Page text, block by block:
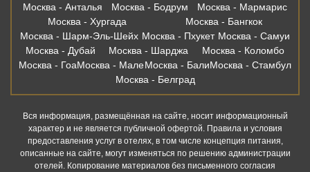
Москва - Анталья
Москва - Бодрум
Москва - Мармарис
Москва - Хургада
Москва - Бангкок
Москва - Шарм-Эль-Шейх Москва - Пхукет Москва - Самуи
Москва - Дубай
Москва - Шарджа
Москва - Коломбо
Москва - ГоаМосква - МалеМосква - БалиМосква - Стамбул
Москва - Белград
Вся информация, размещённая на сайте, носит информационный
характер и не является публичной офертой. Правила и условия
предоставления услуг в отелях, в том числе концепция питания,
описанные на сайте, могут изменяться по решению администрации
отелей. Копирование материалов без письменного согласия